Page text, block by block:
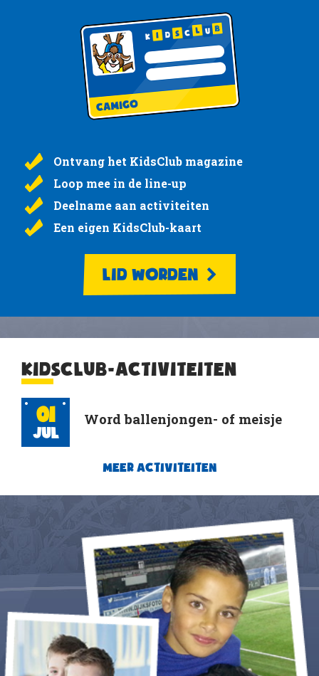
Ontvang het KidsClub magazine
Loop mee in de line-up
Deelname aan activiteiten
Een eigen KidsClub-kaart
LID WORDEN
KIDSCLUB-ACTIVITEITEN
01
Jul
Word ballenjongen- of meisje
MEER ACTIVITEITEN